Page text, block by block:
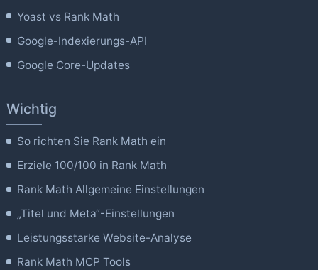
Yoast vs Rank Math
Google-Indexierungs-API
Google Core-Updates
Wichtig
So richten Sie Rank Math ein
Erziele 100/100 in Rank Math
Rank Math Allgemeine Einstellungen
„Titel und Meta“-Einstellungen
Leistungsstarke Website-Analyse
Rank Math MCP Tools